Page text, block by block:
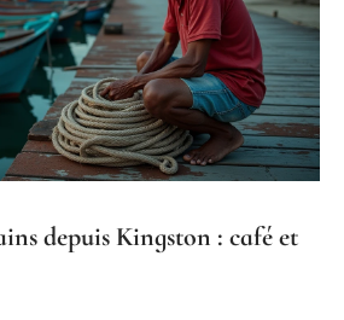
depuis Kingston : café et